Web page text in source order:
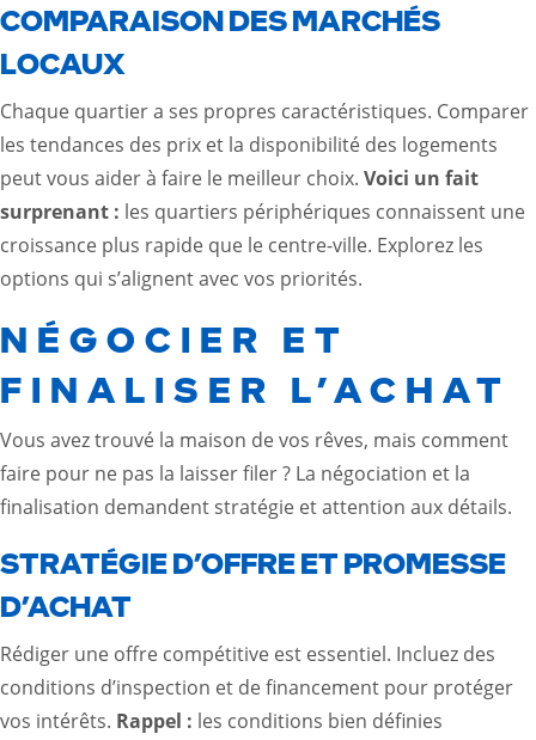
COMPARAISON DES MARCHÉS
LOCAUX
Chaque quartier a ses propres caractéristiques. Comparer
les tendances des prix et la disponibilité des logements
peut vous aider à faire le meilleur choix. Voici un fait
surprenant : les quartiers périphériques connaissent une
croissance plus rapide que le centre-ville. Explorez les
options qui s’alignent avec vos priorités.
NÉGOCIER ET
FINALISER L’ACHAT
Vous avez trouvé la maison de vos rêves, mais comment
faire pour ne pas la laisser filer ? La négociation et la
finalisation demandent stratégie et attention aux détails.
STRATÉGIE D’OFFRE ET PROMESSE
D’ACHAT
Rédiger une offre compétitive est essentiel. Incluez des
conditions d’inspection et de financement pour protéger
vos intérêts. Rappel : les conditions bien définies